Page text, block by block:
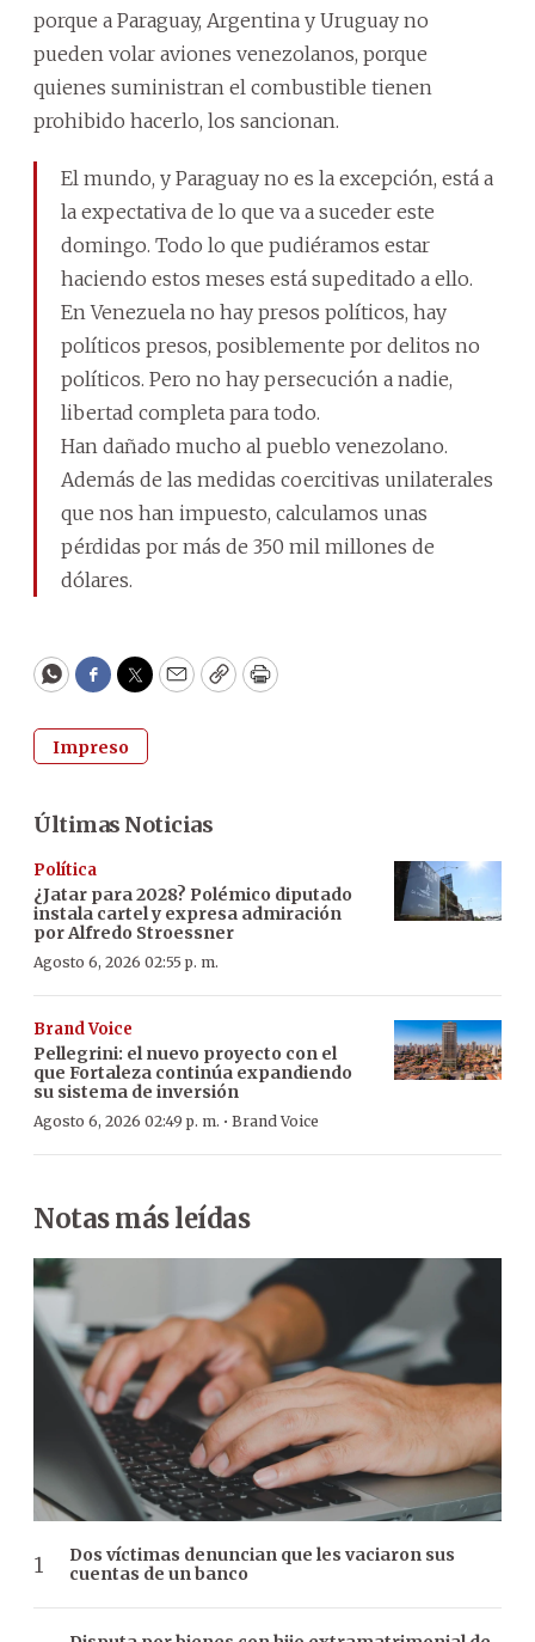
porque a Paraguay, Argentina y Uruguay no
pueden volar aviones venezolanos, porque
quienes suministran el combustible tienen
prohibido hacerlo, los sancionan.
El mundo, y Paraguay no es la excepción, está a
la expectativa de lo que va a suceder este
domingo. Todo lo que pudiéramos estar
haciendo estos meses está supeditado a ello.
En Venezuela no hay presos políticos, hay
políticos presos, posiblemente por delitos no
políticos. Pero no hay persecución a nadie,
libertad completa para todo.
Han dañado mucho al pueblo venezolano.
Además de las medidas coercitivas unilaterales
que nos han impuesto, calculamos unas
pérdidas por más de 350 mil millones de
dólares.
WhatsApp
Facebook
Twitter
EmailCopyPrint
Impreso
Últimas Noticias
Política
¿Jatar para 2028? Polémico diputado
instala cartel y expresa admiración
por Alfredo Stroessner
Agosto 6, 2026 02:55 p. m.
Brand Voice
Pellegrini: el nuevo proyecto con el
que Fortaleza continúa expandiendo
su sistema de inversión
Agosto 6, 2026 02:49 p. m. · Brand Voice
Notas más leídas
Dos víctimas denuncian que les vaciaron sus
cuentas de un banco